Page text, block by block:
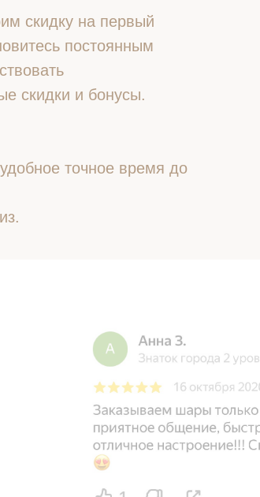
скидку на первый
постоянным
скидки и бонусы.
точное время до